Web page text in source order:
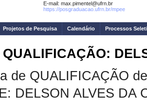
E-mail: max.pimentel@ufrn.br
https://posgraduacao.ufrn.br/mpee
Projetos de Pesquisa Calendário Processos
de QUALIFICAÇÃO
DELSON ALVES DA